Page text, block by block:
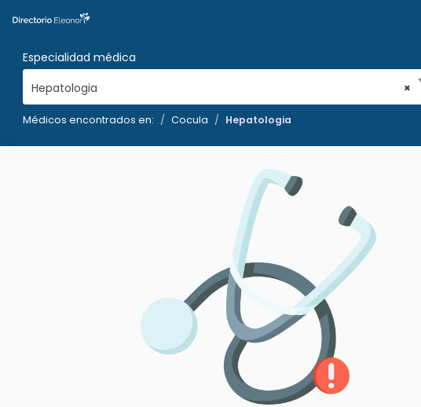
Especialidad médica
×
Hepatologia
Médicos encontrados en: Cocula Hepatologia